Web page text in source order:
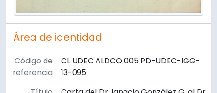
Área de identidad
Código de
referencia
CL UDEC ALDCO 005 PD-UDEC-IGG-
13-095